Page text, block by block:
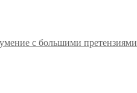
с большими претензиями